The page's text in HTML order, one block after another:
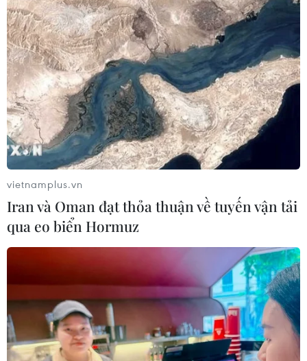
vietnamplus.vn
Iran và Oman đạt thỏa thuận về tuyến vận tải
qua eo biển Hormuz